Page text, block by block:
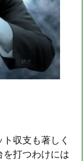
収支も著しく
打つわけには